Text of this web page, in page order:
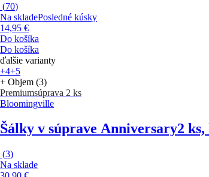
(70)
Na skladePosledné kúsky
14,95 €
Do košíka
Do košíka
ďalšie varianty
+4+5
+ Objem (3)
Premiumsúprava 2 ks
Bloomingville
Šálky v súprave Anniversary2
(3)
Na sklade